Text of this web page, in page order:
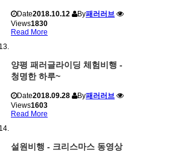
Date2018.10.12 By패러러브
Views1830
Read More
양평 패러글라이딩 체험비행 -
청명한 하루~
Date2018.09.28 By패러러브
Views1603
Read More
설원비행 - 크리스마스 동영상